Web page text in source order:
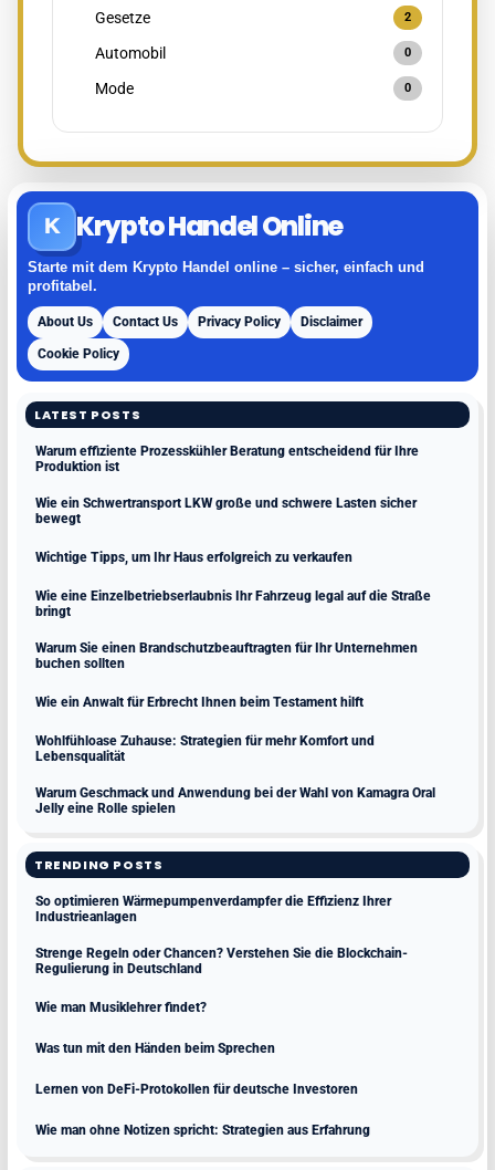
Gesetze 2
Automobil 0
Mode 0
K Krypto Handel Online
Starte mit dem Krypto Handel online – sicher, einfach und
profitabel.
About Us Contact Us Privacy Policy Disclaimer
Cookie Policy
LATEST POSTS
Warum effiziente Prozesskühler Beratung entscheidend für Ihre
Produktion ist
Wie ein Schwertransport LKW große und schwere Lasten sicher
bewegt
Wichtige Tipps, um Ihr Haus erfolgreich zu verkaufen
Wie eine Einzelbetriebserlaubnis Ihr Fahrzeug legal auf die Straße
bringt
Warum Sie einen Brandschutzbeauftragten für Ihr Unternehmen
buchen sollten
Wie ein Anwalt für Erbrecht Ihnen beim Testament hilft
Wohlfühloase Zuhause: Strategien für mehr Komfort und
Lebensqualität
Warum Geschmack und Anwendung bei der Wahl von Kamagra Oral
Jelly eine Rolle spielen
TRENDING POSTS
So optimieren Wärmepumpenverdampfer die Effizienz Ihrer
Industrieanlagen
Strenge Regeln oder Chancen? Verstehen Sie die Blockchain-
Regulierung in Deutschland
Wie man Musiklehrer findet?
Was tun mit den Händen beim Sprechen
Lernen von DeFi-Protokollen für deutsche Investoren
Wie man ohne Notizen spricht: Strategien aus Erfahrung